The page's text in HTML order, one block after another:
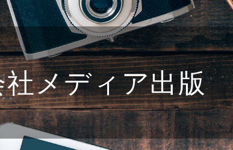
社メディア出版